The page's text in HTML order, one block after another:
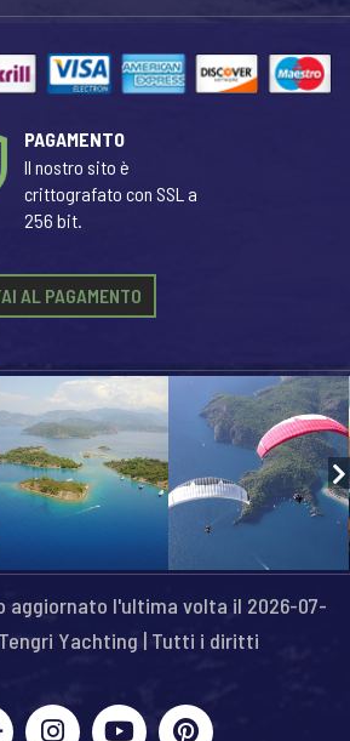
PAGAMENTO
Il nostro sito è
crittografato con SSL a
256 bit.
AL PAGAMENTO
aggiornato l'ultima volta il 2026-07-
Yachting | Tutti i diritti